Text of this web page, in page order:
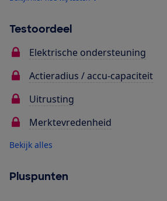
Testoordeel
Elektrische ondersteuning
Actieradius / accu-capaciteit
Uitrusting
Merktevredenheid
Bekijk alles
Pluspunten